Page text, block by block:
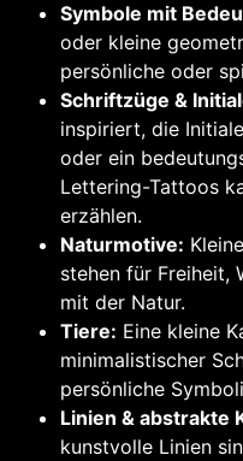
Symbole mit
oder kleine
persönliche oder
Schriftzüge &
inspiriert, die
oder ein
Lettering-Tattoos
erzählen.
Naturmotive:
stehen für Freiheit,
mit der Natur.
Tiere: Eine kleine
minimalistischer
persönliche
Linien & abstrakte
kunstvolle Linien